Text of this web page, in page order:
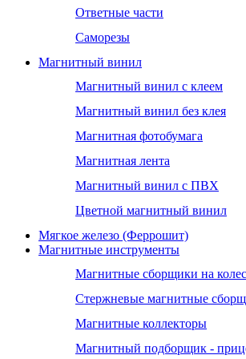
Ответные части
Саморезы
Магнитный винил
Магнитный винил с клеем
Магнитный винил без клея
Магнитная фотобумага
Магнитная лента
Магнитный винил с ПВХ
Цветной магнитный винил
Мягкое железо (Феррошит)
Магнитные инструменты
Магнитные сборщики на
Стержневые магнитные
Магнитные коллекторы
Магнитный подборщик -